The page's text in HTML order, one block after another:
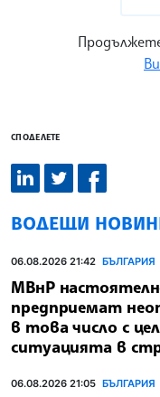
СПОДЕЛЕТЕ
ВОДЕЩИ
06.08.2026 21:42 БЪЛГАРИЯ
МВнР
предприемат
в това число с
ситуацията в
06.08.2026 21:05 БЪЛГАРИЯ